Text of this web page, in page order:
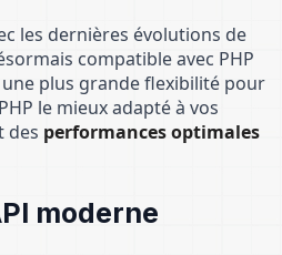
les dernières évolutions de
compatible avec PHP
une plus grande flexibilité pour
le mieux adapté à vos
des performances optimales
moderne